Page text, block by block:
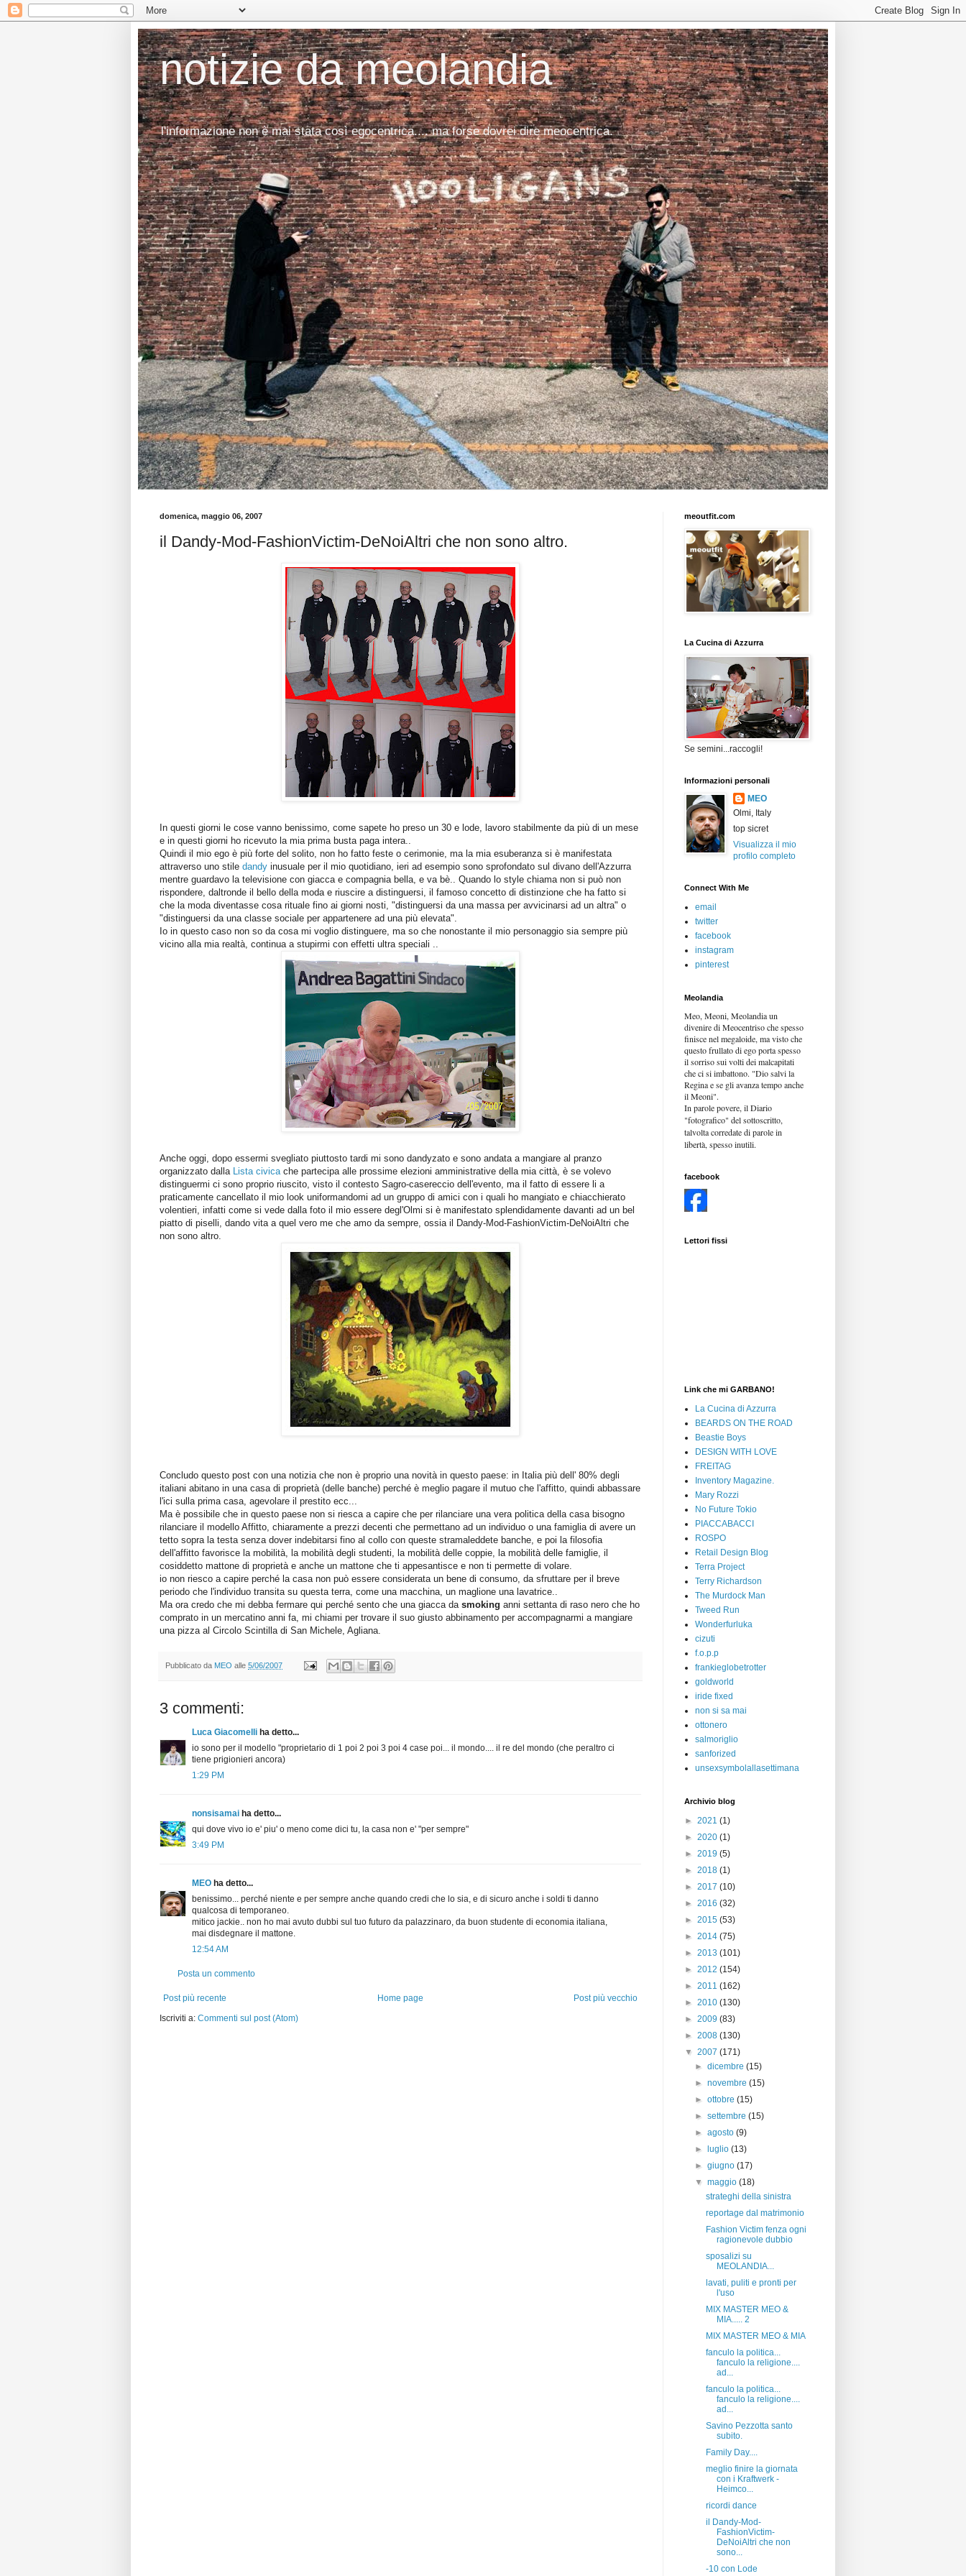
notizie da meolandia
l'informazione non è mai stata così egocentrica.... ma forse dovrei dire meocentrica.
domenica, maggio 06, 2007
il Dandy-Mod-FashionVictim-DeNoiAltri che non sono altro.
In questi giorni le cose vanno benissimo, come sapete ho preso un 30 e lode, lavoro stabilmente da più di un mese
e in questi giorni ho ricevuto la mia prima busta paga intera..
Quindi il mio ego è più forte del solito, non ho fatto feste o cerimonie, ma la mia esuberanza si è manifestata
attraverso uno stile dandy inusuale per il mio quotidiano, ieri ad esempio sono sprofondato sul divano dell'Azzurra
mentre guardavo la televisione con giacca e compagnia bella, e va bè.. Quando lo style chiama non si può non
rispondere, daltronde il bello della moda e riuscire a distinguersi, il famoso concetto di distinzione che ha fatto si
che la moda diventasse cosa rituale fino ai giorni nosti, "distinguersi da una massa per avvicinarsi ad un altra" o
"distinguersi da una classe sociale per appartenere ad una più elevata".
Io in questo caso non so da cosa mi voglio distinguere, ma so che nonostante il mio personaggio sia sempre più
vicino alla mia realtà, continua a stupirmi con effetti ultra speciali ..
Anche oggi, dopo essermi svegliato piuttosto tardi mi sono dandyzato e sono andata a mangiare al pranzo
organizzato dalla Lista civica che partecipa alle prossime elezioni amministrative della mia città, è se volevo
distinguermi ci sono proprio riuscito, visto il contesto Sagro-casereccio dell'evento, ma il fatto di essere li a
praticamente cancellato il mio look uniformandomi ad un gruppo di amici con i quali ho mangiato e chiacchierato
volentieri, infatti come si vede dalla foto il mio essere degl'Olmi si è manifestato splendidamente davanti ad un bel
piatto di piselli, dando vita a quel vero me che amo da sempre, ossia il Dandy-Mod-FashionVictim-DeNoiAltri che
non sono altro.
Concludo questo post con una notizia che non è proprio una novità in questo paese: in Italia più dell' 80% degli
italiani abitano in una casa di proprietà (delle banche) perché è meglio pagare il mutuo che l'affitto, quindi abbassare
l'ici sulla prima casa, agevolare il prestito ecc...
Ma è possibile che in questo paese non si riesca a capire che per rilanciare una vera politica della casa bisogno
rilanciare il modello Affitto, chiaramente a prezzi decenti che permettano ad un individuo o una famiglia di avere un
tetto sopra la testa senza dover indebitarsi fino al collo con queste stramaleddete banche, e poi la filosofia
dell'affitto favorisce la mobilità, la mobilità degli studenti, la mobilità delle coppie, la mobilità delle famiglie, il
cosiddetto mattone di proprietà e anche un mattone che ti appesantisce e non ti permette di volare.
io non riesco a capire perché la casa non può essere considerata un bene di consumo, da sfruttare per il breve
periodo che l'individuo transita su questa terra, come una macchina, un maglione una lavatrice..
Ma ora credo che mi debba fermare qui perché sento che una giacca da smoking anni settanta di raso nero che ho
comprato in un mercatino anni fa, mi chiami per trovare il suo giusto abbinamento per accompagnarmi a mangiare
una pizza al Circolo Scintilla di San Michele, Agliana.
Pubblicato da MEO alle 5/06/2007
3 commenti:
Luca Giacomelli ha detto...
io sono per il modello "proprietario di 1 poi 2 poi 3 poi 4 case poi... il mondo.... il re del mondo (che peraltro ci
tiene prigionieri ancora)
1:29 PM
nonsisamai ha detto...
qui dove vivo io e' piu' o meno come dici tu, la casa non e' "per sempre"
3:49 PM
MEO ha detto...
benissimo... perché niente e per sempre anche quando credi che lo sia, e di sicuro anche i soldi ti danno
qualcosa di temporaneo.
mitico jackie.. non ho mai avuto dubbi sul tuo futuro da palazzinaro, da buon studente di economia italiana,
mai disdegnare il mattone.
12:54 AM
Posta un commento
Post più recente Post più vecchio
Home page
Iscriviti a: Commenti sul post (Atom)
meoutfit.com
La Cucina di Azzurra
Se semini...raccogli!
Informazioni personali
MEO
Olmi, Italy
top sicret
Visualizza il mio
profilo completo
Connect With Me
email
twitter
facebook
instagram
pinterest
Meolandia
Meo, Meoni, Meolandia un
divenire di Meocentriso che spesso
finisce nel megaloide, ma visto che
questo frullato di ego porta spesso
il sorriso sui volti dei malcapitati
che ci si imbattono. "Dio salvi la
Regina e se gli avanza tempo anche
il Meoni".
In parole povere, il Diario
"fotografico" del sottoscritto,
talvolta corredate di parole in
libertà, spesso inutili.
facebook
Lettori fissi
Link che mi GARBANO!
La Cucina di Azzurra
BEARDS ON THE ROAD
Beastie Boys
DESIGN WITH LOVE
FREITAG
Inventory Magazine.
Mary Rozzi
No Future Tokio
PIACCABACCI
ROSPO
Retail Design Blog
Terra Project
Terry Richardson
The Murdock Man
Tweed Run
Wonderfurluka
cizuti
f.o.p.p
frankieglobetrotter
goldworld
iride fixed
non si sa mai
ottonero
salmoriglio
sanforized
unsexsymbolallasettimana
Archivio blog
► 2021 (1)
► 2020 (1)
► 2019 (5)
► 2018 (1)
► 2017 (10)
► 2016 (32)
► 2015 (53)
► 2014 (75)
► 2013 (101)
► 2012 (154)
► 2011 (162)
► 2010 (130)
► 2009 (83)
► 2008 (130)
▼ 2007 (171)
►dicembre(15)
►novembre(15)
►ottobre(15)
►settembre(15)
►agosto(9)
►
luglio(13)
►giugno(17)
▼maggio(18)
strateghi della sinistra
reportage dal matrimonio
Fashion Victim fenza ogni
ragionevole dubbio
sposalizi su
MEOLANDIA...
lavati, puliti e pronti per
l'uso
MIX MASTER MEO &
MIA..... 2
MIX MASTER MEO & MIA
fanculo la politica...
fanculo la religione....
ad...
fanculo la politica...
fanculo la religione....
ad...
Savino Pezzotta santo
subito.
Family Day....
meglio finire la giornata
con i Kraftwerk -
Heimco...
ricordi dance
il Dandy-Mod-
FashionVictim-
DeNoiAltri che non
sono...
-10 con Lode